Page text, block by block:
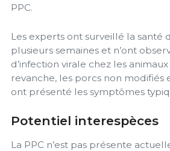
PPC.
Les experts ont surveillé la santé
plusieurs semaines et n’ont
d’infection virale chez les
revanche, les porcs non modifiés
ont présenté les symptômes
Potentiel interespèces
La PPC n’est pas présente